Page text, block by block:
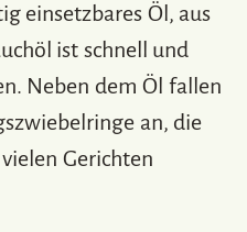
einsetzbares Öl, aus
ist schnell und
Neben dem Öl fallen
an, die
Gerichten